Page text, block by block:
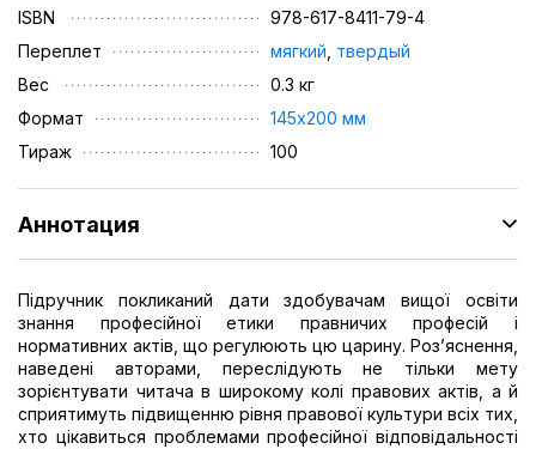
ISBN
978-617-8411-79-4
Переплет
мягкий твердый
Вес
0.3 кг
Формат
145х200 мм
Тираж
100
Аннотация
Підручник покликаний дати здобувачам вищої освіти
знання професійної етики правничих професій і
нормативних актів, що регулюють цю царину. Роз’яснення,
наведені авторами, переслідують не тільки мету
зорієнтувати читача в широкому колі правових актів, а й
сприятимуть підвищенню рівня правової культури всіх тих,
хто цікавиться проблемами професійної відповідальності